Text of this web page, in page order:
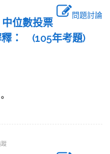
問題討論
位數投票
釋： (105年考題)
蹤